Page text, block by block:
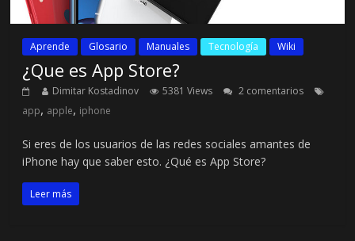
Aprende Glosario Manuales Tecnología Wiki
¿Que es App Store?
Dimitar Kostadinov 5381 Views
2 comentarios
app, apple, iphone
Si eres de los usuarios de las redes sociales amantes de
iPhone hay que saber esto. ¿Qué es App Store?
Leer más